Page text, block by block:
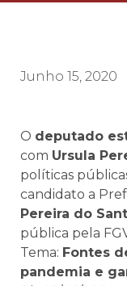
Junho 15, 2020
O deputado
com Ursula
políticas
candidato a
Pereira do
pública pela
Tema: Fontes
pandemia e